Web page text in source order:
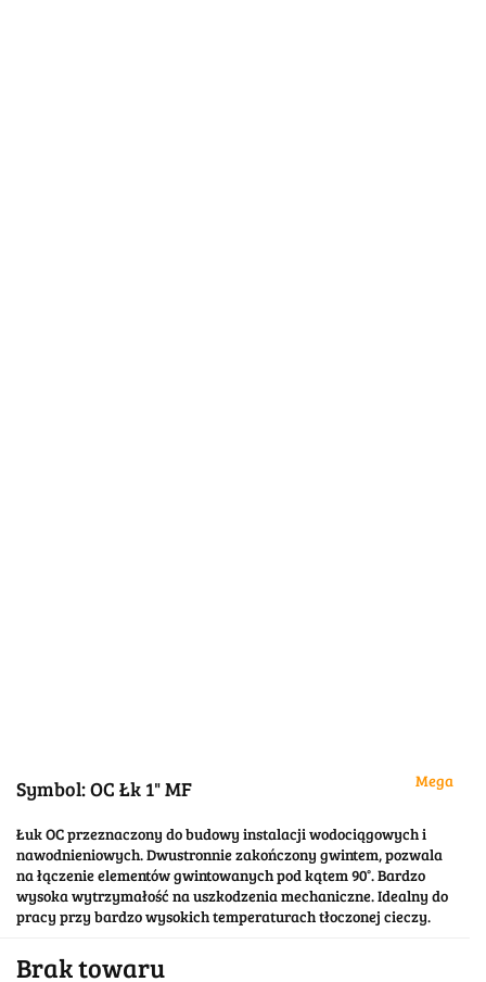
Symbol:OC Łk 1" MF Mega
Łuk OC przeznaczony do budowy instalacji wodociągowych i
nawodnieniowych. Dwustronnie zakończony gwintem, pozwala
na łączenie elementów gwintowanych pod kątem 90°. Bardzo
wysoka wytrzymałość na uszkodzenia mechaniczne. Idealny do
pracy przy bardzo wysokich temperaturach tłoczonej cieczy.
Brak towaru